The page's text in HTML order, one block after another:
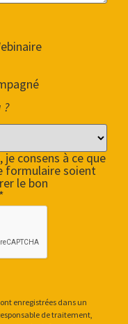
?
consens à ce que
formulaire soient
le bon
enregistrées dans un
de traitement,